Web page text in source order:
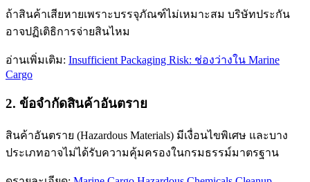
ถ้าสินค้าเสียหายเพราะบรรจุภัณฑ์ไม่เหมาะสม บริษัทประกัน
อาจปฏิเติธิการจ่ายสินไหม
อ่านเพิ่มเติม: Insufficient Packaging Risk: ช่องว่างใน Marine
Cargo
2. ข้อจำกัดสินค้าอันตราย
สินค้าอันตราย (Hazardous Materials) มีเงื่อนไขพิเศษ และบาง
ประเภทอาจไม่ได้รับความคุ้มครองในกรมธรรม์มาตรฐาน